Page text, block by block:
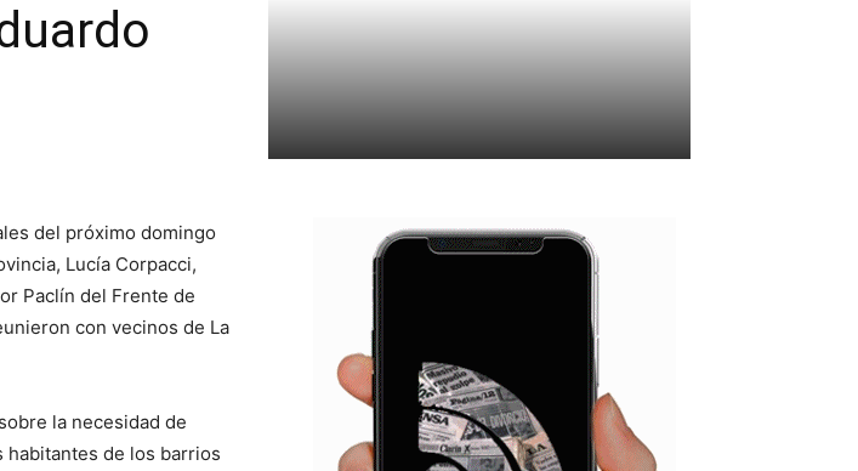
del próximo domingo
Lucía Corpacci,
Paclín del Frente de
con vecinos de La
la necesidad de
de los barrios